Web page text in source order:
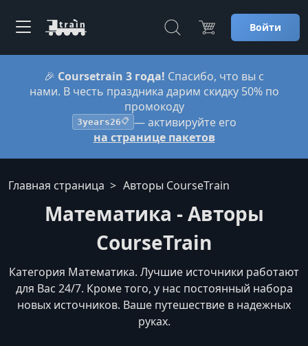
Войти
🎉 Coursetrain 3 года! Спасибо, что вы с
нами. В честь праздника дарим скидку 50% по
промокоду
3years26📋 — активируйте его
на странице пакетов
Главная страница Авторы CourseTrain
Математика - Авторы
CourseTrain
Категория Математика. Лучшие источники работают
для Вас 24/7. Кроме того, у нас постоянный набора
новых источников. Ваше путешествие в надежных
руках.